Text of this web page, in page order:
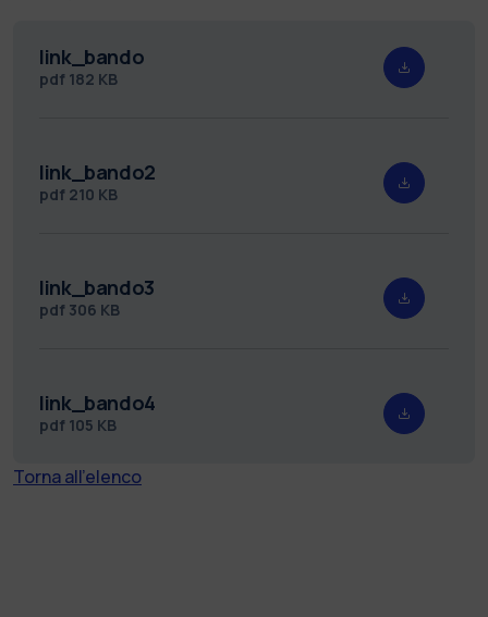
link_bando
pdf 182 KB
link_bando2
pdf 210 KB
link_bando3
pdf 306 KB
link_bando4
pdf 105 KB
Torna all'elenco